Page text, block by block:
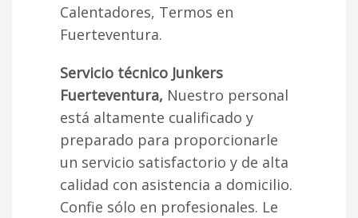
Calentadores, Termos en
Fuerteventura.
Servicio técnico Junkers
Fuerteventura, Nuestro personal
está altamente cualificado y
preparado para proporcionarle
un servicio satisfactorio y de alta
calidad con asistencia a domicilio.
Confie sólo en profesionales. Le